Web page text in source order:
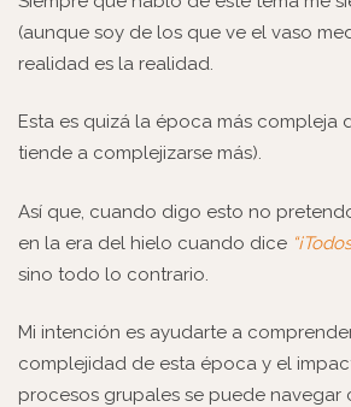
(aunque soy de los que ve el vaso
realidad es la realidad.
Esta es quizá la época más compleja
tiende a complejizarse más).
Así que, cuando digo esto no
en la era del hielo cuando dice
sino todo lo contrario.
Mi intención es ayudarte a
complejidad de esta época y el
procesos grupales se puede navegar